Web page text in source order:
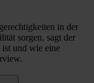
in der
sorgen, sagt der
ist und wie eine